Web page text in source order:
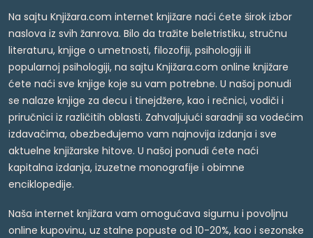
Na sajtu Knjižara.com internet knjižare naći ćete širok izbor
naslova iz svih žanrova. Bilo da tražite beletristiku, stručnu
literaturu, knjige o umetnosti, filozofiji, psihologiji ili
popularnoj psihologiji, na sajtu Knjižara.com online knjižare
ćete naći sve knjige koje su vam potrebne. U našoj ponudi
se nalaze knjige za decu i tinejdžere, kao i rečnici, vodiči i
priručnici iz različitih oblasti. Zahvaljujući saradnji sa vodećim
izdavačima, obezbeđujemo vam najnovija izdanja i sve
aktuelne knjižarske hitove. U našoj ponudi ćete naći
kapitalna izdanja, izuzetne monografije i obimne
enciklopedije.
Naša internet knjižara vam omogućava sigurnu i povoljnu
online kupovinu, uz stalne popuste od 10-20%, kao i sezonske